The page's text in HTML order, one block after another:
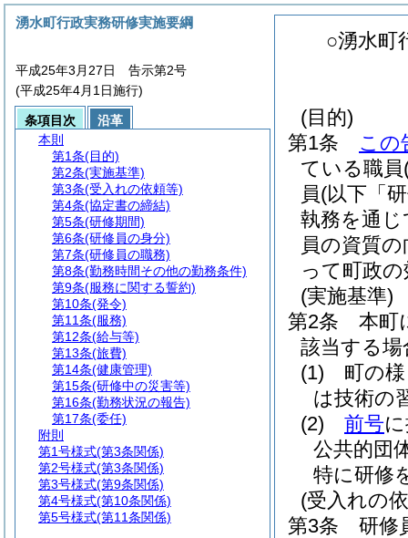
○湧水町
(目的)
第1条
この
ている職員
員(以下「
執務を通
員の資質
って町政
(実施基準)
第2条
本町
該当する
(1)
町の
は技術の
(2)
前号
公共的団
特に研修
(受入れの
第3条
研修
湧水町行政実務研修実施要綱
平成25年3月27日 告示第2号
(平成25年4月1日施行)
条項目次
沿革
本則
第1条(目的)
第2条(実施基準)
第3条(受入れの依頼等)
第4条(協定書の締結)
第5条(研修期間)
第6条(研修員の身分)
第7条(研修員の職務)
第8条(勤務時間その他の勤務条件)
第9条(服務に関する誓約)
第10条(発令)
第11条(服務)
第12条(給与等)
第13条(旅費)
第14条(健康管理)
第15条(研修中の災害等)
第16条(勤務状況の報告)
第17条(委任)
附則
第1号様式(第3条関係)
第2号様式(第3条関係)
第3号様式(第9条関係)
第4号様式(第10条関係)
第5号様式(第11条関係)